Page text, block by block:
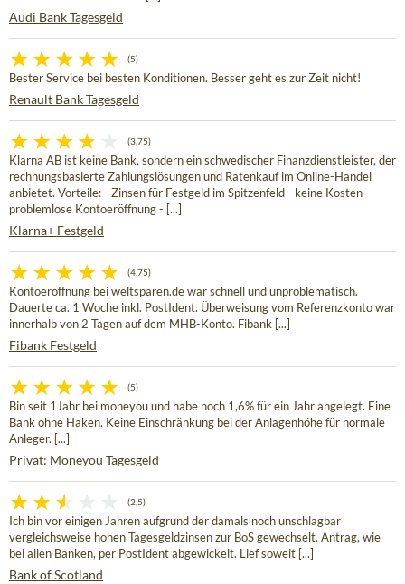
Audi Bank Tagesgeld
(5)
Bester Service bei besten Konditionen. Besser geht es zur Zeit nicht!
Renault Bank Tagesgeld
(3,75)
Klarna AB ist keine Bank, sondern ein schwedischer Finanzdienstleister, der
rechnungsbasierte Zahlungslösungen und Ratenkauf im Online-Handel
anbietet. Vorteile: - Zinsen für Festgeld im Spitzenfeld - keine Kosten -
problemlose Kontoeröffnung - [...]
Klarna+ Festgeld
(4,75)
Kontoeröffnung bei weltsparen.de war schnell und unproblematisch.
Dauerte ca. 1 Woche inkl. PostIdent. Überweisung vom Referenzkonto war
innerhalb von 2 Tagen auf dem MHB-Konto. Fibank [...]
Fibank Festgeld
(5)
Bin seit 1Jahr bei moneyou und habe noch 1,6% für ein Jahr angelegt. Eine
Bank ohne Haken. Keine Einschränkung bei der Anlagenhöhe für normale
Anleger. [...]
Privat: Moneyou Tagesgeld
(2,5)
Ich bin vor einigen Jahren aufgrund der damals noch unschlagbar
vergleichsweise hohen Tagesgeldzinsen zur BoS gewechselt. Antrag, wie
bei allen Banken, per PostIdent abgewickelt. Lief soweit [...]
Bank of Scotland